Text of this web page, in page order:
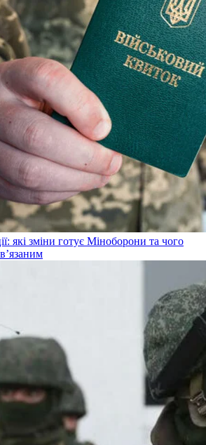
які зміни готує Міноборони та чого